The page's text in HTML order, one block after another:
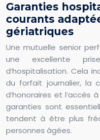
Garanties
courants
gériatriques
Une mutuelle senior
une excellente
d’hospitalisation. Cela
du forfait journalier, la
d’honoraires et l’accès
garanties sont
tendent à être plus
personnes âgées.